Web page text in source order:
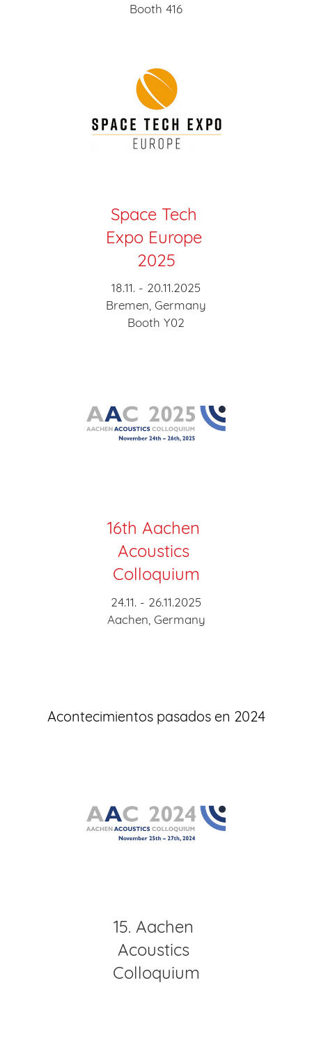
Booth 416
Space Tech
Expo Europe
2025
18.11. - 20.11.2025
Bremen, Germany
Booth Y02
16th Aachen
Acoustics
Colloquium
24.11. - 26.11.2025
Aachen, Germany
Acontecimientos pasados en 2024
15. Aachen
Acoustics
Colloquium